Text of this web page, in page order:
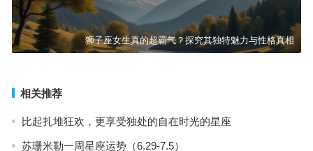
狮子座女生真的超霸气？探究其独特魅力与性格真相
相关推荐
比起扎堆狂欢，更享受独处的自在时光的星座
苏珊米勒一周星座运势（6.29-7.5）